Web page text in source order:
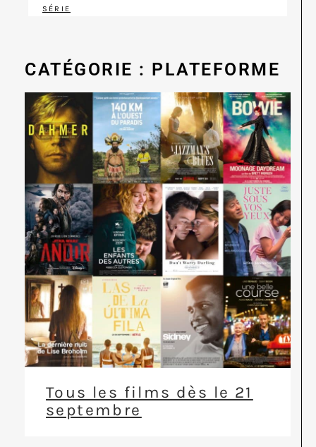
SÉRIE
CATÉGORIE : PLATEFORME
Tous les films dès le 21
septembre